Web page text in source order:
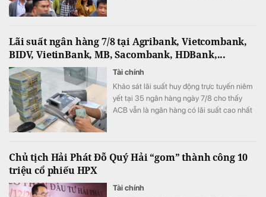
Lãi suất ngân hàng 7/8 tại Agribank, Vietcombank,
BIDV, VietinBank, MB, Sacombank, HDBank,...
Tài chính
Khảo sát lãi suất huy động trực tuyến niêm
yết tại 35 ngân hàng ngày 7/8 cho thấy
ACB vẫn là ngân hàng có lãi suất cao nhất
Chủ tịch Hải Phát Đỗ Quý Hải “gom” thành công 10
triệu cổ phiếu HPX
Tài chính